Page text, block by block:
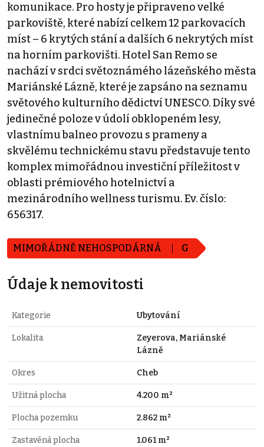
komunikace. Pro hosty je připraveno velké
parkoviště, které nabízí celkem 12 parkovacích
míst – 6 krytých stání a dalších 6 nekrytých míst
na horním parkovišti. Hotel San Remo se
nachází v srdci světoznámého lázeňského města
Mariánské Lázně, které je zapsáno na seznamu
světového kulturního dědictví UNESCO. Díky své
jedinečné poloze v údolí obklopeném lesy,
vlastnímu balneo provozu s prameny a
skvělému technickému stavu představuje tento
komplex mimořádnou investiční příležitost v
oblasti prémiového hotelnictví a
mezinárodního wellness turismu. Ev. číslo:
656317.
MIMOŘÁDNĚ NEHOSPODÁRNÁ G
Údaje k nemovitosti
Kategorie Ubytování
Lokalita
Zeyerova, Mariánské
Lázně
Okres Cheb
Užitná plocha 4.200 m²
Plocha pozemku 2.862 m²
Zastavěná plocha 1.061 m²